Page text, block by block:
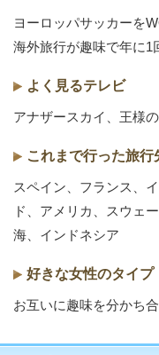
ヨーロッパサッカーを
海外旅行が趣味で年に1
よく見るテレビ
アナザースカイ、王様
これまで行った旅行
スペイン、フランス、
ド、アメリカ、スウェ
海、インドネシア
好きな女性のタイプ
お互いに趣味を分かち